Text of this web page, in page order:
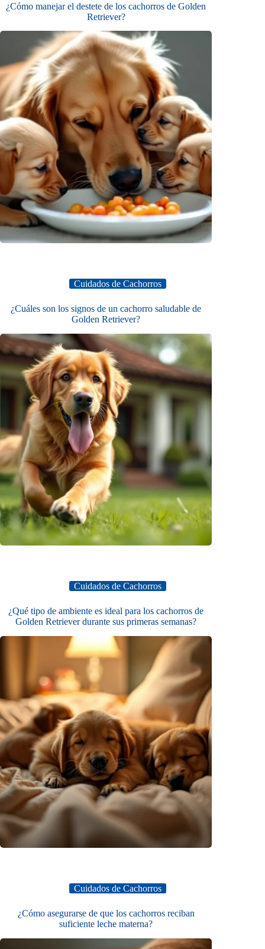
¿Cómo manejar el destete de los cachorros de Golden
Retriever?
Cuidados de Cachorros
¿Cuáles son los signos de un cachorro saludable de
Golden Retriever?
Cuidados de Cachorros
¿Qué tipo de ambiente es ideal para los cachorros de
Golden Retriever durante sus primeras semanas?
Cuidados de Cachorros
¿Cómo asegurarse de que los cachorros reciban
suficiente leche materna?